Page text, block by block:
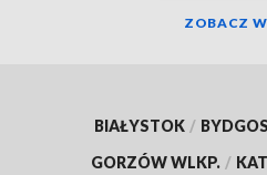
ZOBACZ
BIAŁYSTOK /
GORZÓW WLKP. /